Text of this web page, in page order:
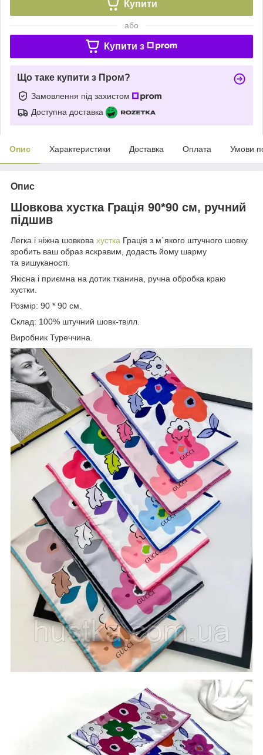
Купити
або
Купити з
Що таке купити з Пром?
Замовлення під захистом
Доступна доставка
Опис Характеристики Доставка Оплата Умови
Опис
Шовкова хустка Грація 90*90 см, ручний
підшив
Легка і ніжна шовкова хустка Грація з м`якого штучного шовку
зробить ваш образ яскравим, додасть йому шарму
та вишуканості.
Якісна і приємна на дотик тканина, ручна обробка краю
хустки.
Розмір: 90 * 90 см.
Склад: 100% штучний шовк-твілл.
Виробник Туреччина.